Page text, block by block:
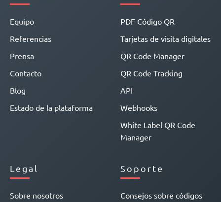
Equipo
Referencias
Prensa
Contacto
Blog
Estado de la plataforma
PDF Código QR
Tarjetas de visita digitales
QR Code Manager
QR Code Tracking
API
Webhooks
White Label QR Code
Manager
Legal
Sobre nosotros
Soporte
Consejos sobre códigos